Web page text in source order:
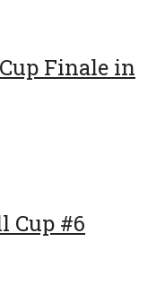
Finale in
Cup #6